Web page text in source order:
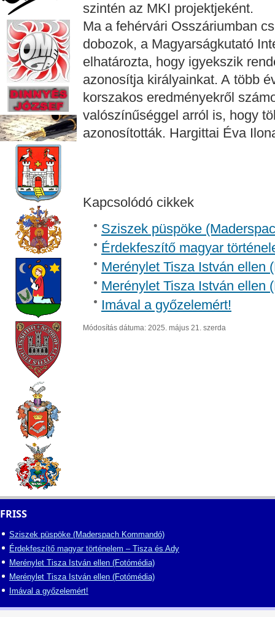
szintén az MKI projektjeként.
Ma a fehérvári Osszáriumban
dobozok, a Magyarságkutató
elhatározta, hogy igyekszik
azonosítja királyainkat. A több
korszakos eredményekről
valószínűséggel arról is, hogy
azonosították. Hargittai Éva
Kapcsolódó cikkek
Sziszek püspöke
Érdekfeszítő magyar
Merénylet Tisza István ellen
Merénylet Tisza István ellen
Imával a győzelemért!
Módosítás dátuma: 2025. május 21. szerda
FRISS
Sziszek püspöke (Maderspach Kommandó)
Érdekfeszítő magyar történelem – Tisza és Ady
Merénylet Tisza István ellen (Fotómédia)
Merénylet Tisza István ellen (Fotómédia)
Imával a győzelemért!